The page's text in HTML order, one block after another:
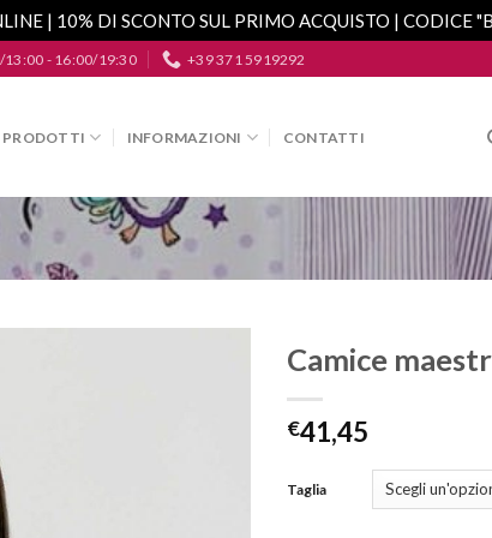
| 10% DI SCONTO SUL PRIMO ACQUISTO | CODICE
13:00 - 16:00/19:30 +39 371 5919292
PRODOTTI INFORMAZIONI CONTATTI
Camice
€41,45
Taglia